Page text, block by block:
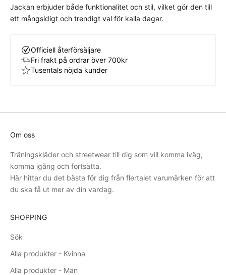
Jackan erbjuder både funktionalitet och stil, vilket gör den till
ett mångsidigt och trendigt val för kalla dagar.
Officiell återförsäljare
Fri frakt på ordrar över 700kr
Tusentals nöjda kunder
Om oss
Träningskläder och streetwear till dig som vill komma iväg,
komma igång och fortsätta.
Här hittar du det bästa för dig från flertalet varumärken för att
du ska få ut mer av din vardag.
SHOPPING
Sök
Alla produkter - Kvinna
Alla produkter - Man